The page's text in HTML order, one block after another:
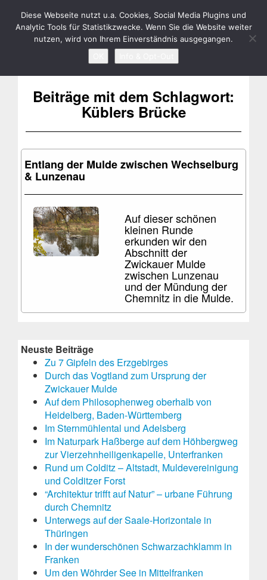
Toggle
navigation
RENÉ BIELA
Beiträge mit dem Schlagwort:
Küblers Brücke
Entlang der Mulde zwischen Wechselburg
& Lunzenau
Auf dieser schönen
kleinen Runde
erkunden wir den
Abschnitt der
Zwickauer Mulde
zwischen Lunzenau
und der Mündung der
Chemnitz in die Mulde.
Neuste Beiträge
Zu 7 Gipfeln des Erzgebirges
Durch das Vogtland zum Ursprung der
Zwickauer Mulde
Auf dem Philosophenweg oberhalb von
Heidelberg, Baden-Württemberg
Im Sternmühlental und Adelsberg
Im Naturpark Haßberge auf dem Höhbergweg
zur Vierzehnheiligenkapelle, Unterfranken
Rund um Colditz – Altstadt, Muldevereinigung
und Colditzer Forst
“Architektur trifft auf Natur” – urbane Führung
durch Chemnitz
Unterwegs auf der Saale-Horizontale in
Thüringen
In der wunderschönen Schwarzachklamm in
Franken
Um den Wöhrder See in Mittelfranken
Diese Webseite nutzt u.a. Cookies, Social Media Plugins und
Analytic Tools für Statistikzwecke. Wenn Sie die Website weiter
nutzen, wird von Ihrem Einverständnis ausgegangen.